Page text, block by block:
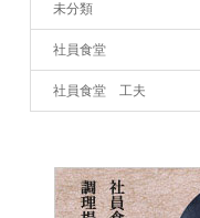
未分類
社員食堂
社員食堂 工夫